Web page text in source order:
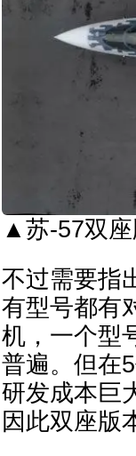
▲苏-57双座
不过需要指
有型号都有
机，一个型
普遍。但在
研发成本巨
因此双座版